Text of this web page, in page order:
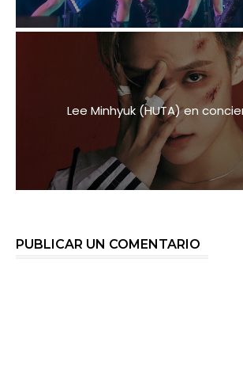
Lee Minhyuk (HUTA) en
PUBLICAR UN COMENTARIO